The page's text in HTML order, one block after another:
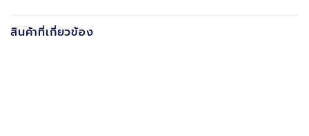
สินค้าที่เกี่ยวข้อง